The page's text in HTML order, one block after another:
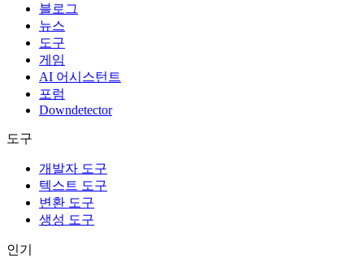
블로그
뉴스
도구
게임
AI 어시스턴트
포럼
Downdetector
도구
개발자 도구
텍스트 도구
변환 도구
생성 도구
인기